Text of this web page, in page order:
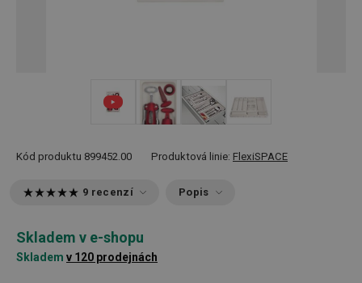
Kód produktu 899452.00 Produktová linie: FlexiSPACE
9 recenzí Popis
Skladem v e-shopu
Skladem v 120 prodejnách